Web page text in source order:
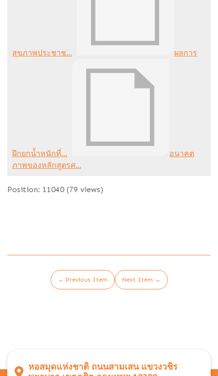
สุขภาพประชาช... ผลการ
ฝึกยกน้ำหนักที่...
อนาคต
ภาพของหลักสูตรศ...
Position: 11040 (79 views)
← Previous Item Next Item →
หอสมุดแห่งชาติ ถนนสามเสน แขวงวชิร